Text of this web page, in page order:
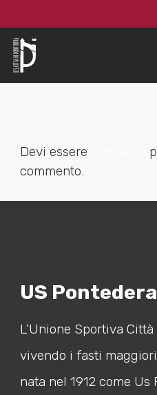
Devi essere
commento.
US Pontedera
L’Unione Sportiva
vivendo i fasti
nata nel 1912 come